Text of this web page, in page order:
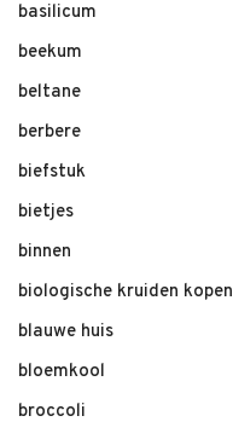
basilicum
beekum
beltane
berbere
biefstuk
bietjes
binnen
biologische kruiden kopen
blauwe huis
bloemkool
broccoli